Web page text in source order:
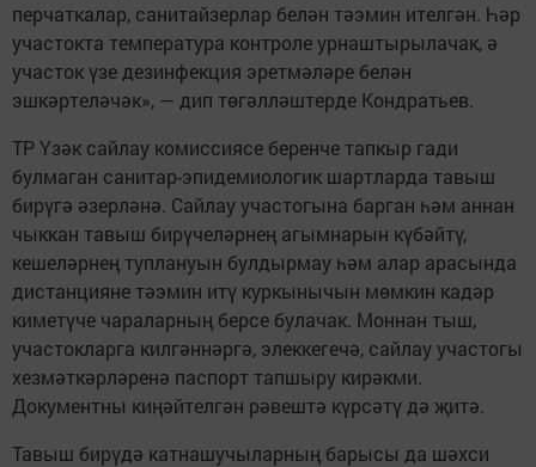
перчаткалар, санитайзерлар белән тәэмин ителгән. Һәр
участокта температура контроле урнаштырылачак, ә
участок үзе дезинфекция эретмәләре белән
эшкәртеләчәк», — дип төгәлләштерде Кондратьев.
ТР Үзәк сайлау комиссиясе беренче тапкыр гади
булмаган санитар-эпидемиологик шартларда тавыш
бирүгә әзерләнә. Сайлау участогына барган һәм аннан
чыккан тавыш бирүчеләрнең агымнарын күбәйтү,
кешеләрнең туплануын булдырмау һәм алар арасында
дистанцияне тәэмин итү куркынычын мөмкин кадәр
киметүче чараларның берсе булачак. Моннан тыш,
участокларга килгәннәргә, элеккегечә, сайлау участогы
хезмәткәрләренә паспорт тапшыру кирәкми.
Документны киңәйтелгән рәвештә күрсәтү дә җитә.
Тавыш бирүдә катнашучыларның барысы да шәхси